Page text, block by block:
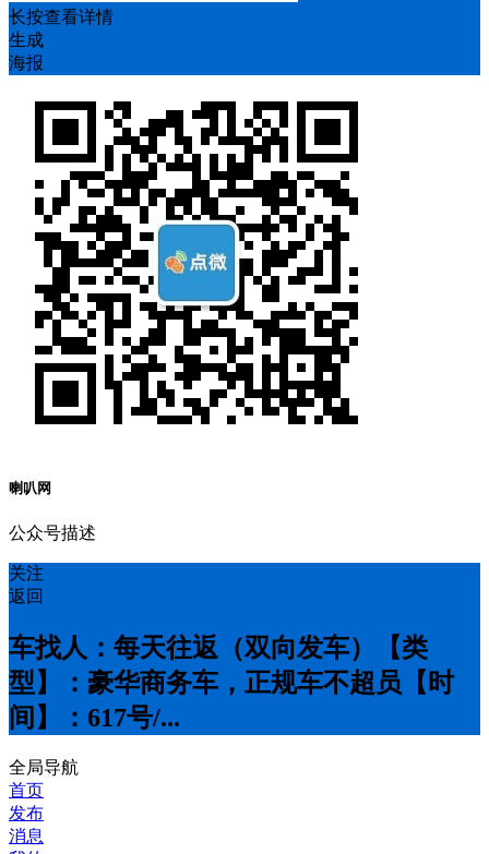
长按查看详情
生成
海报
喇叭网
公众号描述
关注
返回
车找人：每天往返（双向发车）【类
型】：豪华商务车，正规车不超员【时
间】：6️17号/...
全局导航
首页
发布
消息